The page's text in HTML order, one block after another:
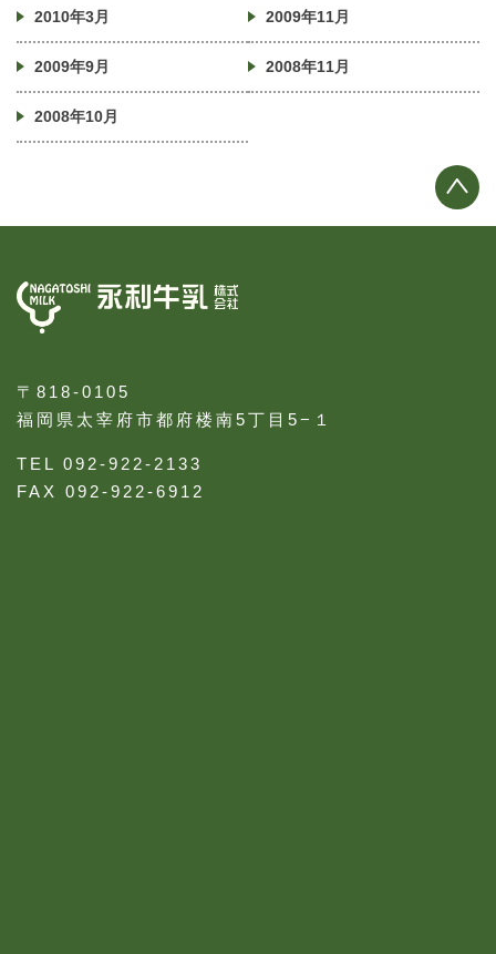
2010年3月 2009年11月
2009年9月 2008年11月
2008年10月
〒818-0105
福岡県太宰府市都府楼南5丁目5−１
TEL 092-922-2133
FAX 092-922-6912